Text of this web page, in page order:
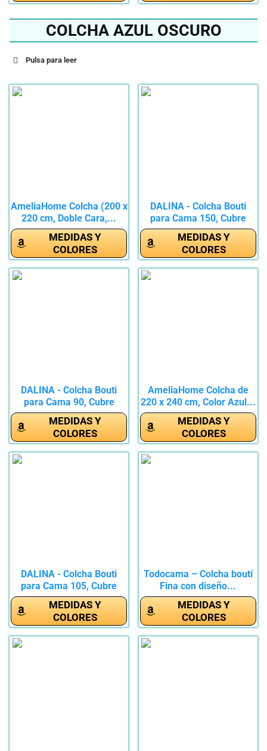
COLCHA AZUL OSCURO
Pulsa para leer
AmeliaHome Colcha (200 x
220 cm, Doble Cara,...
MEDIDAS Y
COLORES
DALINA - Colcha Bouti
para Cama 150, Cubre
Cama...
MEDIDAS Y
COLORES
DALINA - Colcha Bouti
para Cama 90, Cubre
Cama...
MEDIDAS Y
COLORES
AmeliaHome Colcha de
220 x 240 cm, Color Azul...
MEDIDAS Y
COLORES
DALINA - Colcha Bouti
para Cama 105, Cubre
Cama...
MEDIDAS Y
COLORES
Todocama – Colcha boutí
Fina con diseño...
MEDIDAS Y
COLORES